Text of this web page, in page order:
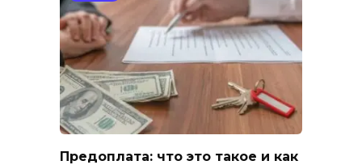
Предоплата: что это такое и как